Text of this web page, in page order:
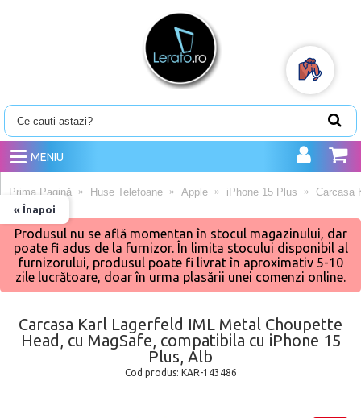
MENIU
« Înapoi
Prima Pagină Huse Telefoane Apple iPhone 15 Plus Carcasa
Produsul nu se află momentan în stocul magazinului, dar
poate fi adus de la furnizor. În limita stocului disponibil al
furnizorului, produsul poate fi livrat în aproximativ 5-10
zile lucrătoare, doar în urma plasării unei comenzi online.
Carcasa Karl Lagerfeld IML Metal Choupette
Head, cu MagSafe, compatibila cu iPhone 15
Plus, Alb
Cod produs: KAR-143486